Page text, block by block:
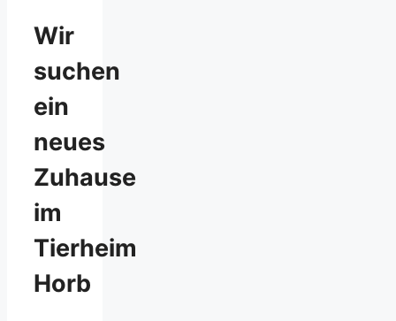
Wir
suchen
ein
neues
Zuhause
im
Tierheim
Horb